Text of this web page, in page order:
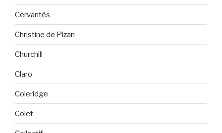
Cervantès
Christine de Pizan
Churchill
Claro
Coleridge
Colet